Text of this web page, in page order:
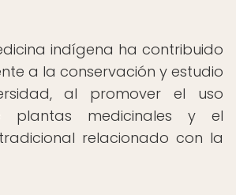
indígena ha contribuido
a la conservación y estudio
al promover el uso
plantas medicinales y el
relacionado con la